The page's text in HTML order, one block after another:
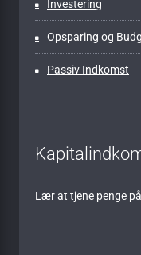
Investering
Opsparing og
Passiv Indkomst
Lær at tjene penge